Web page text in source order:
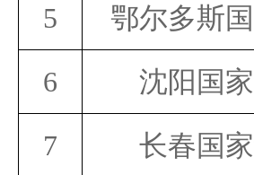
5
鄂尔多斯
6
沈阳国
7
长春国